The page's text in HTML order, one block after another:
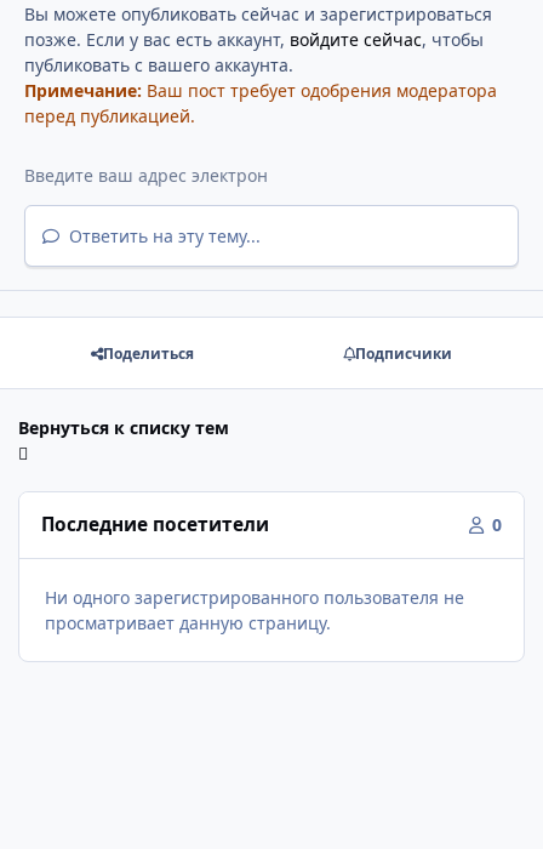
Вы можете опубликовать сейчас и зарегистрироваться
позже. Если у вас есть аккаунт, войдите сейчас, чтобы
публиковать с вашего аккаунта.
Примечание: Ваш пост требует одобрения модератора
перед публикацией.
Ответить на эту тему...
Поделиться Подписчики
Вернуться к списку тем
Последние посетители 0
Ни одного зарегистрированного пользователя не
просматривает данную страницу.